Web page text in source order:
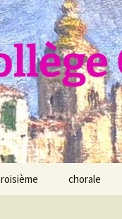
chorale